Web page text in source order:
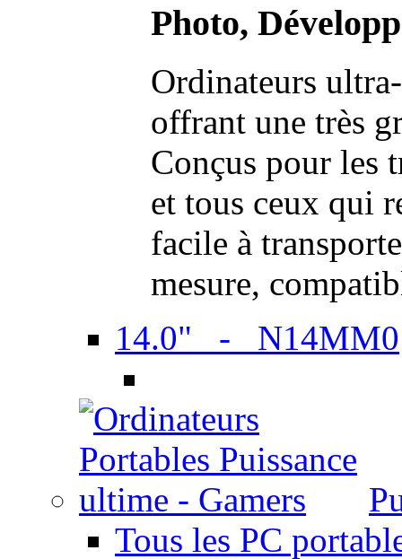
Photo,
Ordinateurs
offrant une très
Conçus pour les
et tous ceux qui
facile à
mesure,
14.0" - N14MM0
Tous les PC